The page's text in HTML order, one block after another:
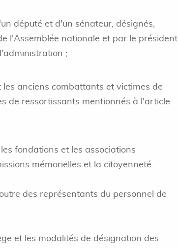
député et d'un sénateur, désignés,
l'Assemblée nationale et par le président
;
anciens combattants et victimes de
de ressortissants mentionnés à l'article
fondations et les associations
mémorielles et la citoyenneté.
des représentants du personnel de
et les modalités de désignation des